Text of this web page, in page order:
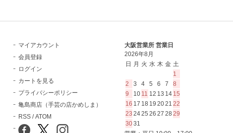
マイアカウント
会員登録
ログイン
カートを見る
プライバシーポリシー
亀島商店（手芸の店かめしま）
RSS /ATOM
大阪営業所 営業日
2026年8月
日
月 火 水 木 金 土
1
2
3 4 5 6 7
8
9
10 11 12 13 14 15
16 17 18 19 2021 22
23 2425 26 27 28 29
3031